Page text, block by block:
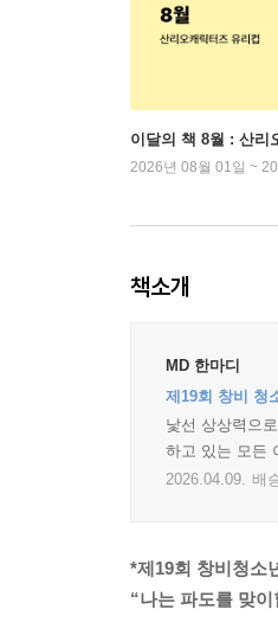
이달의 책 8월 : 산리
2026년 08월 01일 ~
책소개
MD 한마디
제19회 창비 청
낯선 상상력으
하고 있는 모든
2026.04.09. 배
*제19회 창비청소
“나는 파도를 맞